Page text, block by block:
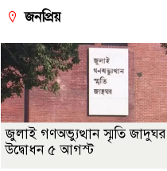
জনপ্রিয়
জুলাই গণঅভ্যুত্থান স্মৃতি জাদুঘর
উদ্বোধন ৫ আগস্ট